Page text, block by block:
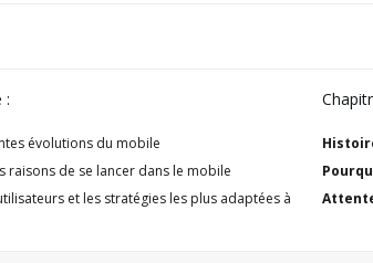
:
évolutions du mobile
raisons de se lancer dans le mobile
et les stratégies les plus adaptées à